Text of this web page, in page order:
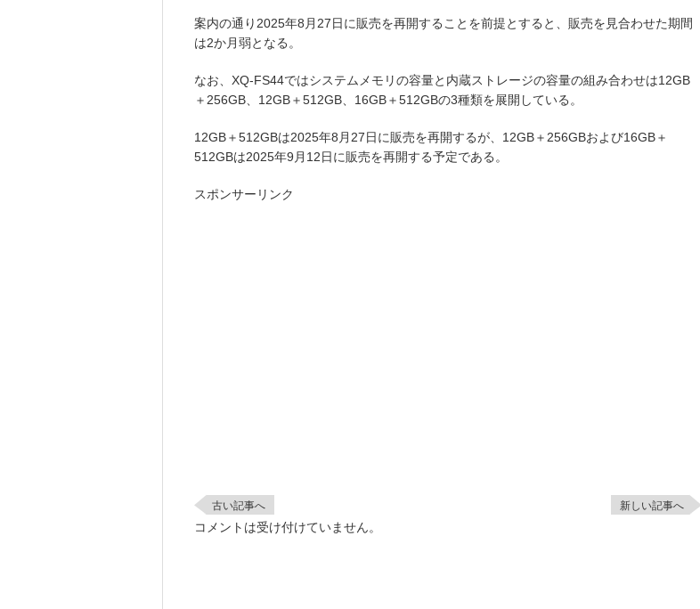
案内の通り2025年8月27日に販売を再開することを前提とすると、販売を見合わせた期間
は2か月弱となる。
なお、XQ-FS44ではシステムメモリの容量と内蔵ストレージの容量の組み合わせは12GB
＋256GB、12GB＋512GB、16GB＋512GBの3種類を展開している。
12GB＋512GBは2025年8月27日に販売を再開するが、12GB＋256GBおよび16GB＋
512GBは2025年9月12日に販売を再開する予定である。
スポンサーリンク
古い記事へ 新しい記事へ
コメントは受け付けていません。